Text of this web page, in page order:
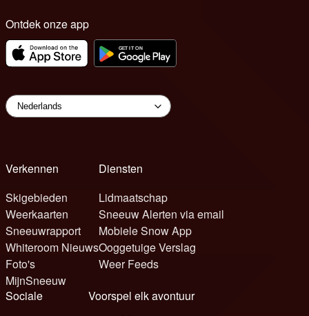
Ontdek onze app
Verkennen
Skigebieden
Weerkaarten
Sneeuwrapport
Whiteroom Nieuws
Foto's
MijnSneeuw
Diensten
Lidmaatschap
Sneeuw Alerten via email
Mobiele Snow App
Ooggetuige Verslag
Weer Feeds
Sociale
Voorspel elk avontuur